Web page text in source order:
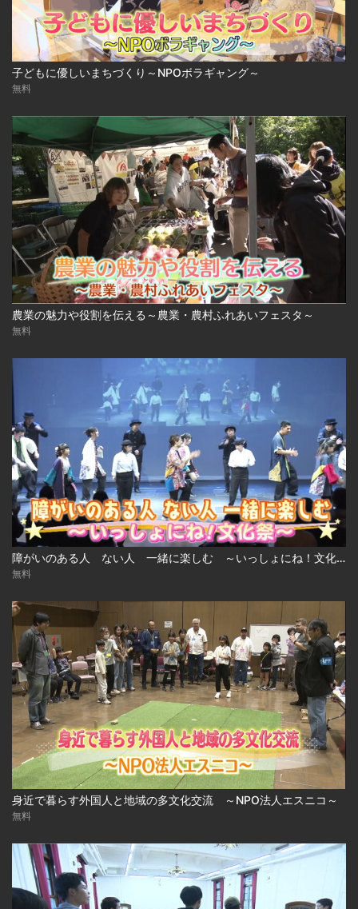
子どもに優しいまちづくり～NPOボラギャング～
無料
農業の魅力や役割を伝える～農業・農村ふれあいフェスタ～
無料
障がいのある人 ない人 一緒に楽しむ ～いっしょにね！文化祭～
無料
身近で暮らす外国人と地域の多文化交流 ～NPO法人エスニコ～
無料